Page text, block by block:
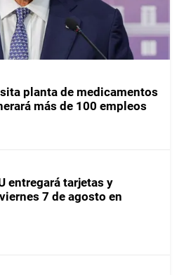
planta de medicamentos
más de 100 empleos
entregará tarjetas y
7 de agosto en